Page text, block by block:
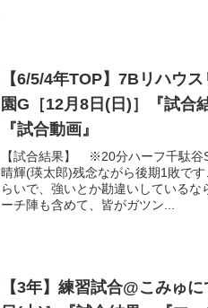
【6/5/4年TOP】7Bリハウ
園G［12月8日(日)］『試合
『試合動画』
【試合結果】 ※20分ハーフ千駄
晴輝(瑛太郎)残念ながら後期1敗で
らいで、強いとか勘違いしている
ーチ陣も含めて、皆がガツン...
【3年】練習試合@こみゅ